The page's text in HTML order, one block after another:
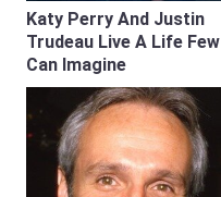
Katy Perry And Justin
Trudeau Live A Life Few
Can Imagine